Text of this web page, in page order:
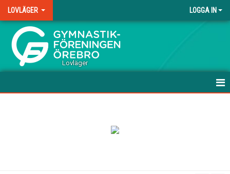
LOVLÄGER LOGGA IN
.
Lovläger